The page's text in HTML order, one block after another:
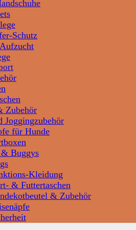
Schutz
Zubehör
Joggingzubehör
für Hunde
Buggys
Kleidung
& Futtertaschen
& Zubehör